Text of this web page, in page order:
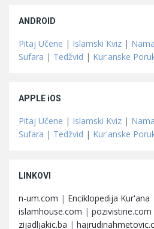
ANDROID
Pitaj Učene | Islamski Kviz |
Sufara | Tedžvid | Kur'anske
APPLE iOS
Pitaj Učene | Islamski Kviz |
Sufara | Tedžvid | Kur'anske
LINKOVI
n-um.com | Enciklopedija Kur'ana
islamhouse.com | pozivistine.com
zijadljakic.ba |